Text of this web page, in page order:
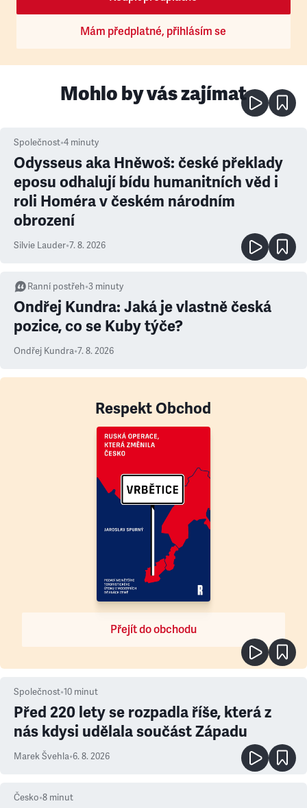
Mám předplatné, přihlásím se
Mohlo by vás zajímat
Společnost•4 minuty
Odysseus aka Hněwoš: české překlady
eposu odhalují bídu humanitních věd i
roli Homéra v českém národním
obrození
Silvie Lauder•7. 8. 2026
Ranní postřeh•3 minuty
Ondřej Kundra: Jaká je vlastně česká
pozice, co se Kuby týče?
Ondřej Kundra•7. 8. 2026
Respekt Obchod
Přejít do obchodu
Společnost•10 minut
Před 220 lety se rozpadla říše, která z
nás kdysi udělala součást Západu
Marek Švehla•6. 8. 2026
Česko•8 minut